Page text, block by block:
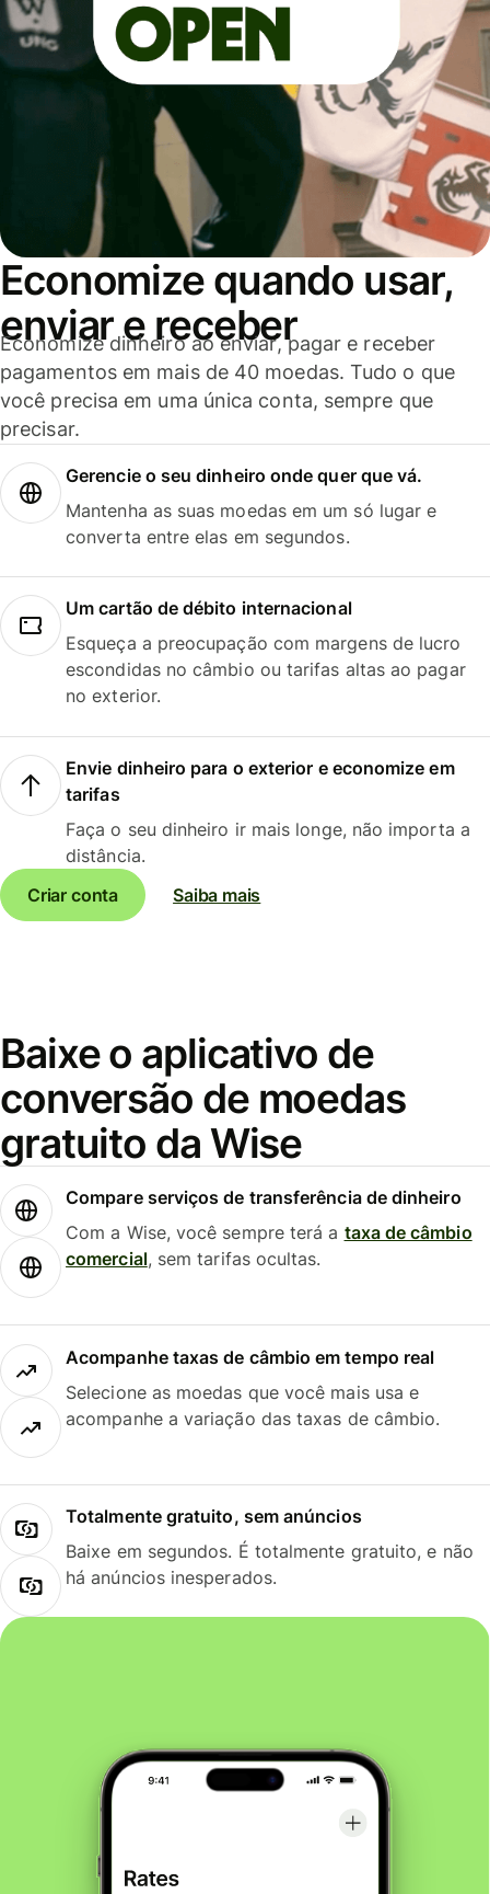
Economize quando usar,
enviar e receber
Economize dinheiro ao enviar, pagar e receber
pagamentos em mais de 40 moedas. Tudo o que
você precisa em uma única conta, sempre que
precisar.
Gerencie o seu dinheiro onde quer que vá.
Mantenha as suas moedas em um só lugar e
converta entre elas em segundos.
Um cartão de débito internacional
Esqueça a preocupação com margens de lucro
escondidas no câmbio ou tarifas altas ao pagar
no exterior.
Envie dinheiro para o exterior e economize em
tarifas
Faça o seu dinheiro ir mais longe, não importa a
distância.
Criar conta
Saiba mais
Baixe o aplicativo de
conversão de moedas
gratuito da Wise
Compare serviços de transferência de dinheiro
Com a Wise, você sempre terá a taxa de câmbio
comercial, sem tarifas ocultas.
Acompanhe taxas de câmbio em tempo real
Selecione as moedas que você mais usa e
acompanhe a variação das taxas de câmbio.
Totalmente gratuito, sem anúncios
Baixe em segundos. É totalmente gratuito, e não
há anúncios inesperados.